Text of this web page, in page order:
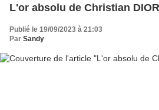
L'or absolu de Christian DIOR
Publié le 19/09/2023 à 21:03
Par Sandy